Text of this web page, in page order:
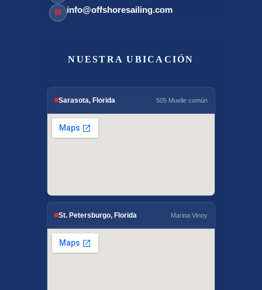
✉ info@offshoresailing.com
NUESTRA UBICACIÓN
Sarasota, Florida 505 Muelle común
St. Petersburgo, Florida Marina Vinoy